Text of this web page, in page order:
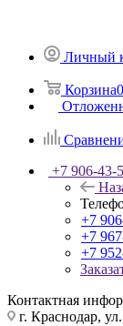
Личный
Корзина0
+7 906-43-
+7
+7
+7
Контактная
г. Краснодар,